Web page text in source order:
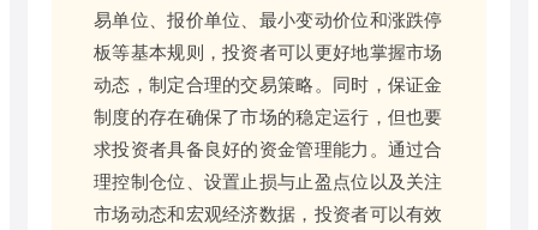
易单位、报价单位、最小变动价位和涨跌停
板等基本规则，投资者可以更好地掌握市场
动态，制定合理的交易策略。同时，保证金
制度的存在确保了市场的稳定运行，但也要
求投资者具备良好的资金管理能力。通过合
理控制仓位、设置止损与止盈点位以及关注
市场动态和宏观经济数据，投资者可以有效